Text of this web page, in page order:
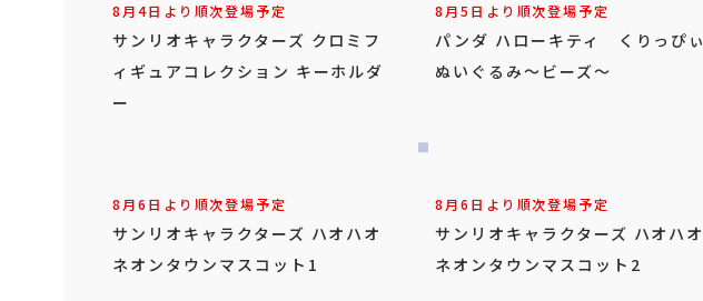
8月4日より順次登場予定
サンリオキャラクターズ クロミフ
ィギュアコレクション キーホルダ
ー
8月5日より順次登場予定
パンダ ハローキティ くりっぴぃ
ぬいぐるみ～ビーズ～
8月6日より順次登場予定
サンリオキャラクターズ ハオハオ
ネオンタウンマスコット1
8月6日より順次登場予定
サンリオキャラクターズ ハオハオ
ネオンタウンマスコット2